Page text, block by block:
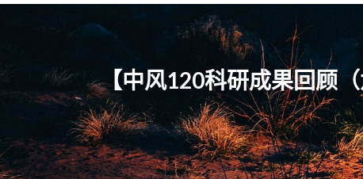
【中风120科研成果回顾